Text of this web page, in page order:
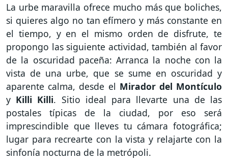
La urbe maravilla ofrece mucho más que boliches,
si quieres algo no tan efímero y más constante en
el tiempo, y en el mismo orden de disfrute, te
propongo las siguiente actividad, también al favor
de la oscuridad paceña: Arranca la noche con la
vista de una urbe, que se sume en oscuridad y
aparente calma, desde el Mirador del Montículo
y Killi Killi. Sitio ideal para llevarte una de las
postales típicas de la ciudad, por eso será
imprescindible que lleves tu cámara fotográfica;
lugar para recrearte con la vista y relajarte con la
sinfonía nocturna de la metrópoli.